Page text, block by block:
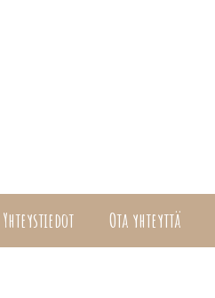
Yhteystiedot Ota yhteyttä